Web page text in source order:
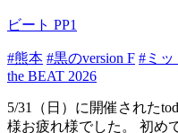
ビート PP1
#熊本 #黒のversion F #ミッ
the BEAT 2026
5/31（日）に開催された
様お疲れ様でした。 初め